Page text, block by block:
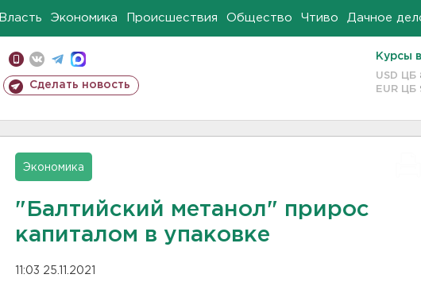
Власть Экономика Происшествия Общество Чтиво Дачное
Сделать новость
Курсы
USD ЦБ
EUR ЦБ
Экономика
"Балтийский метанол" прирос
капиталом в упаковке
11:03 25.11.2021